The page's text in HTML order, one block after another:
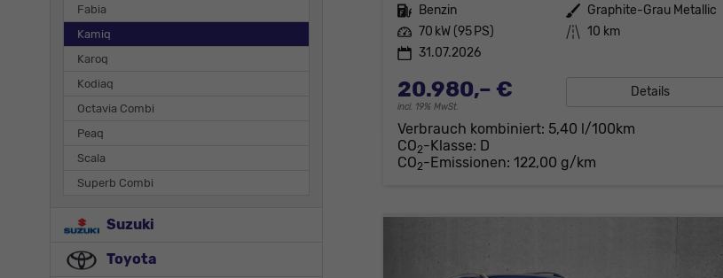
Kraftstoff Benzin Außenfarbe Graphite-Grau Metallic
Leistung 70 kW (95 PS) Kilometerstand 10 km
31.07.2026
20.980,– €
incl. 19% MwSt.
Details
Verbrauch kombiniert: 5,40 l/100km
CO2-Klasse: D
CO2-Emissionen: 122,00 g/km
Fabia
Kamiq
Karoq
Kodiaq
Octavia Combi
Peaq
Scala
Superb Combi
Suzuki
Toyota